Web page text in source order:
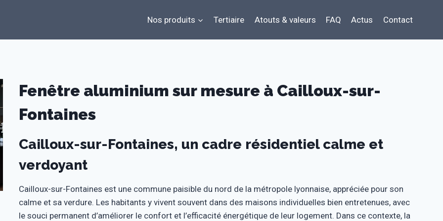
Nos produits Tertiaire Atouts & valeurs FAQ Actus Contact
Fenêtre aluminium sur mesure à Cailloux-sur-
Fontaines
Cailloux-sur-Fontaines, un cadre résidentiel calme et
verdoyant
Cailloux-sur-Fontaines est une commune paisible du nord de la métropole lyonnaise, appréciée pour son
calme et sa verdure. Les habitants y vivent souvent dans des maisons individuelles bien entretenues, avec
le souci permanent d’améliorer le confort et l’efficacité énergétique de leur logement. Dans ce contexte, la